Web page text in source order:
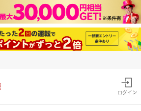
ログイン